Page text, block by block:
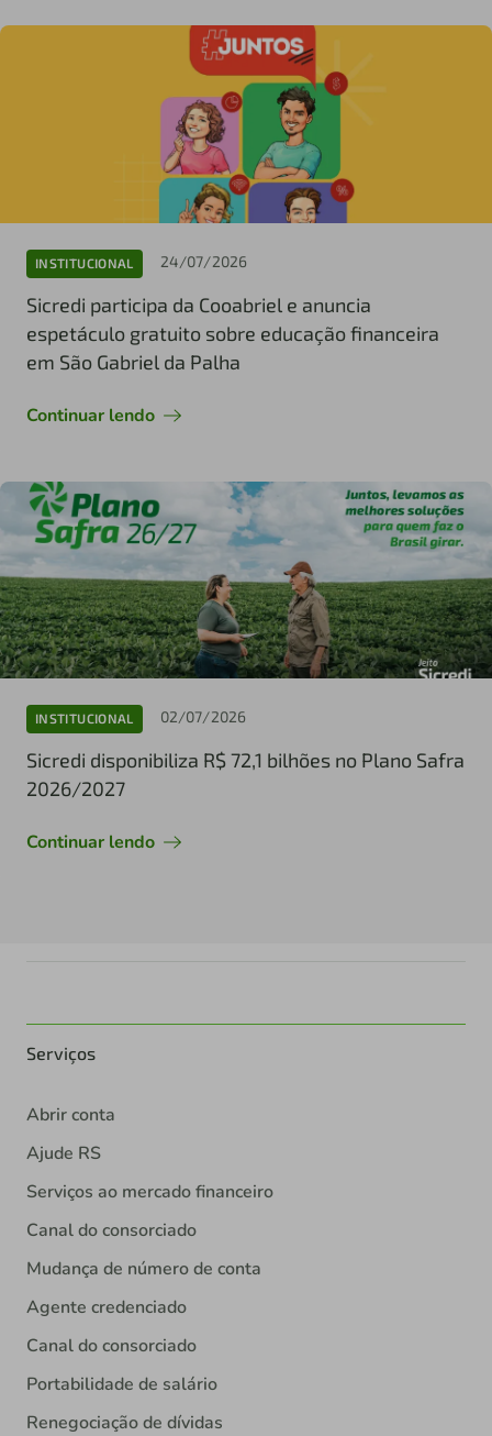
INSTITUCIONAL 24/07/2026
Sicredi participa da Cooabriel e anuncia
espetáculo gratuito sobre educação financeira
em São Gabriel da Palha
Continuar lendo
INSTITUCIONAL 02/07/2026
Sicredi disponibiliza R$ 72,1 bilhões no Plano Safra
2026/2027
Continuar lendo
Serviços
Abrir conta
Ajude RS
Serviços ao mercado financeiro
Canal do consorciado
Mudança de número de conta
Agente credenciado
Canal do consorciado
Portabilidade de salário
Renegociação de dívidas